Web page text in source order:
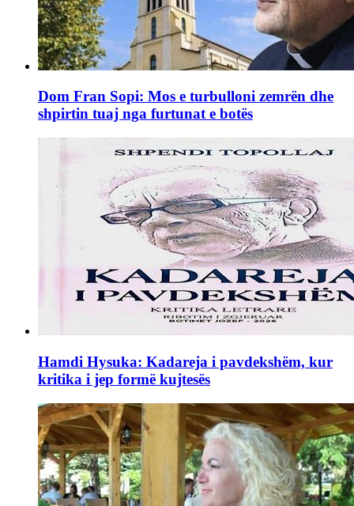
Dom Fran Sopi: Mos e turbulloni zemrën dhe
shpirtin tuaj nga furtunat e botës
Hamdi Hysuka: Kadareja i pavdekshëm, kur
kritika i jep formë kujtesës